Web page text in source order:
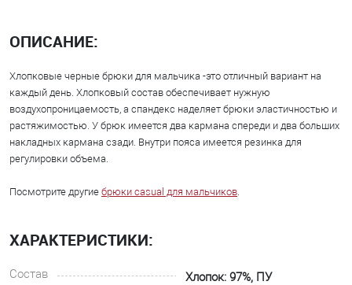
ОПИСАНИЕ:
Хлопковые черные брюки для мальчика -это отличный вариант на
каждый день. Хлопковый состав обеспечивает нужную
воздухопроницаемость, а спандекс наделяет брюки эластичностью и
растяжимостью. У брюк имеется два кармана спереди и два больших
накладных кармана сзади. Внутри пояса имеется резинка для
регулировки объема.
Посмотрите другие брюки casual для мальчиков.
ХАРАКТЕРИСТИКИ:
Состав
Хлопок: 97%, ПУ